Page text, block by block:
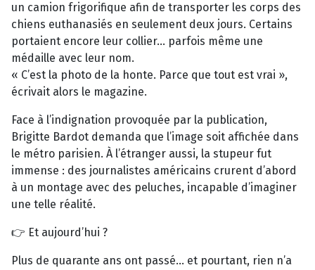
un camion frigorifique afin de transporter les corps des
chiens euthanasiés en seulement deux jours. Certains
portaient encore leur collier… parfois même une
médaille avec leur nom.
« C’est la photo de la honte. Parce que tout est vrai »,
écrivait alors le magazine.
Face à l’indignation provoquée par la publication,
Brigitte Bardot demanda que l’image soit affichée dans
le métro parisien. À l’étranger aussi, la stupeur fut
immense : des journalistes américains crurent d’abord
à un montage avec des peluches, incapable d’imaginer
une telle réalité.
👉 Et aujourd’hui ?
Plus de quarante ans ont passé… et pourtant, rien n’a